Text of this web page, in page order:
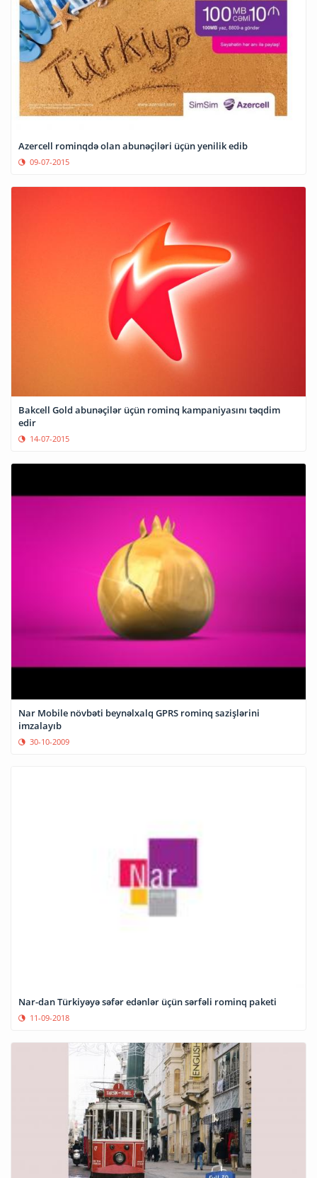
Azercell rominqdə olan abunəçiləri üçün yenilik edib
09-07-2015
Bakcell Gold abunəçilər üçün rominq kampaniyasını təqdim
edir
14-07-2015
Nar Mobile növbəti beynəlxalq GPRS rominq sazişlərini
imzalayıb
30-10-2009
Nar-dan Türkiyəyə səfər edənlər üçün sərfəli rominq paketi
11-09-2018